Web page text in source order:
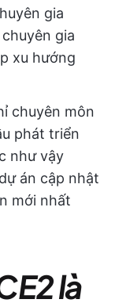
gia
gia
xu hướng
chuyên môn
phát triển
như vậy
án cập nhật
mới nhất
là